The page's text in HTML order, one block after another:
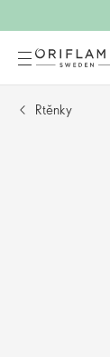
Rtěnky